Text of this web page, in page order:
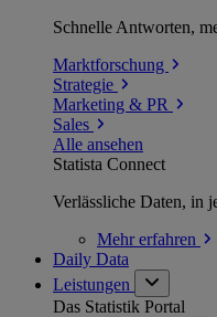
Schnelle Antworten,
Marktforschung
Strategie
Marketing & PR
Sales
Alle ansehen
Statista Connect
Verlässliche Daten, in
Mehrerfahren
Daily Data
Leistungen
Das Statistik Portal